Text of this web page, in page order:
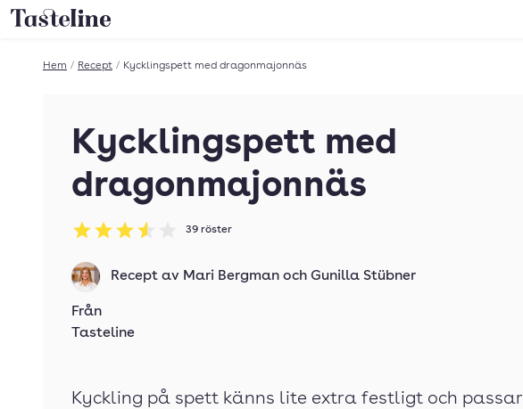
Till Tastelines startsida
Hem / Recept / Kycklingspett med dragonmajonnäs
Kycklingspett med
dragonmajonnäs
Betyg: 3.54 av 5
39 röster
Recept av Mari Bergman och Gunilla Stübner
Från
Tasteline
Kyckling på spett känns lite extra festligt och passar